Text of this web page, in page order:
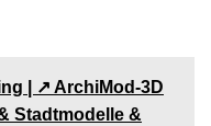
| ↗️ ArchiMod-3D
Stadtmodelle &